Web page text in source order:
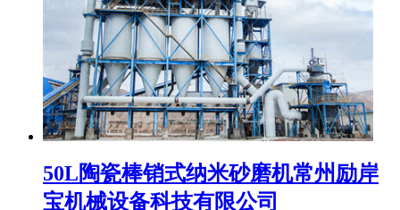
50L陶瓷棒销式纳米砂磨机常州励岸
宝机械设备科技有限公司